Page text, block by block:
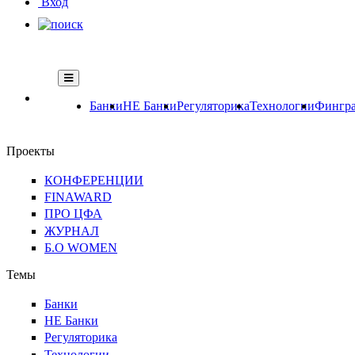
БанкиНЕ БанкиРегуляторикаТехнологии
Проекты
КОНФЕРЕНЦИИ
FINAWARD
ПРО ЦФА
ЖУРНАЛ
Б.О WOMEN
Темы
Банки
НЕ Банки
Регуляторика